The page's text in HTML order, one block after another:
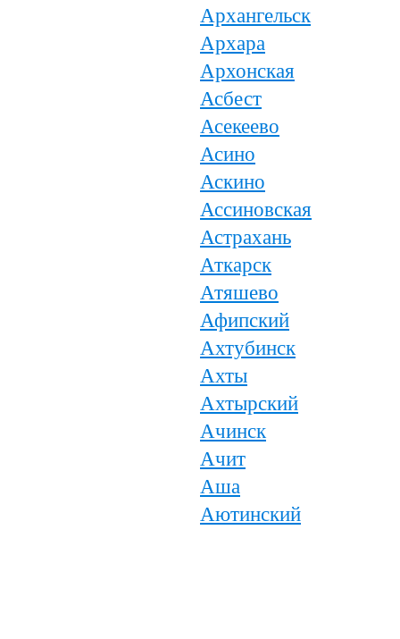
Архангельск
Архара
Архонская
Асбест
Асекеево
Асино
Аскино
Ассиновская
Астрахань
Аткарск
Атяшево
Афипский
Ахтубинск
Ахты
Ахтырский
Ачинск
Ачит
Аша
Аютинский